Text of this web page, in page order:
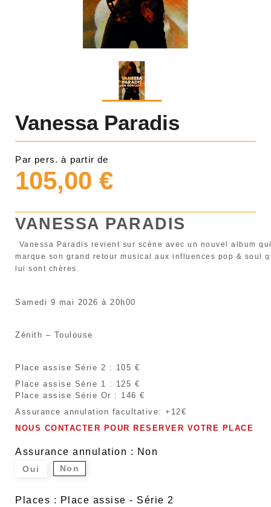
Vanessa Paradis
Par pers. à partir de
105,00 €
VANESSA PARADIS
Vanessa Paradis revient sur scène avec un nouvel album
marque son grand retour musical aux influences pop & soul
lui sont chères.
Samedi 9 mai 2026 à 20h00
Zénith – Toulouse
Place assise Série 2 : 105 €
Place assise Série 1 : 125 €
Place assise Série Or : 146 €
Assurance annulation facultative: +12€
NOUS CONTACTER POUR RESERVER VOTRE PLACE
Assurance annulation : Non
Oui Non
Places : Place assise - Série 2